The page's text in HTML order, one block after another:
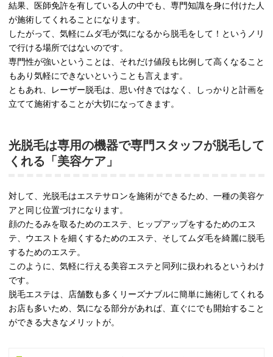
結果、医師免許を有している人の中でも、専門知識を身に付けた人
が施術してくれることになります。
したがって、気軽にムダ毛が気になるから脱毛をして！というノリ
で行ける場所ではないのです。
専門性が強いということは、それだけ値段も比例して高くなること
もあり気軽にできないということも言えます。
ともあれ、レーザー脱毛は、思い付きではなく、しっかりと計画を
立てて施術することが大切になってきます。
光脱毛は専用の機器で専門スタッフが脱毛して
くれる「美容ケア」
対して、光脱毛はエステサロンを施術ができるため、一種の美容ケ
アと同じ位置づけになります。
顔のたるみを取るためのエステ、ヒップアップをするためのエス
テ、ウエストを細くするためのエステ、そしてムダ毛を綺麗に脱毛
するためのエステ。
このように、気軽に行える美容エステと同列に扱われるというわけ
です。
脱毛エステは、店舗数も多くリーズナブルに簡単に施術してくれる
お店も多いため、気になる部分があれば、直ぐにでも開始すること
ができる大きなメリットが。